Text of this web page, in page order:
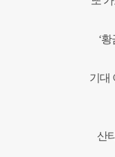
‘
기대
산